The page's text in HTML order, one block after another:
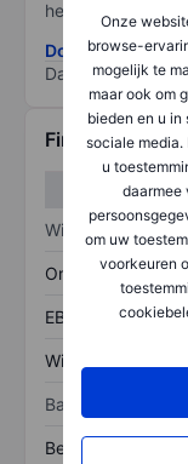
Onze
browse-
mogelijk te
maar ook om
bieden en u
sociale
u
daarmee
om uw
voorkeuren
het grootste risico).
Download de
Data provided by
Financiële
Winst/verlies
Omzet
EBITDA
Winst
Balans
Bezittingen